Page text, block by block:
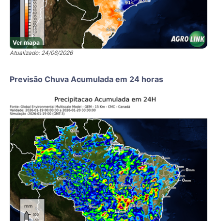
Ver mapa
Atualizado: 24/06/2026
Previsão Chuva Acumulada em 24 horas